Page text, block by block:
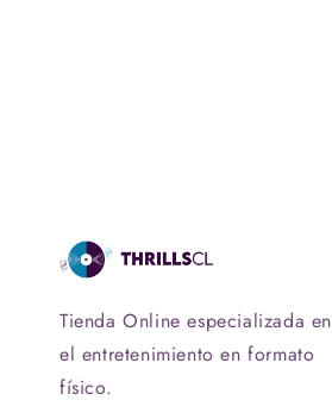
Tienda Online especializada en
el entretenimiento en formato
físico.